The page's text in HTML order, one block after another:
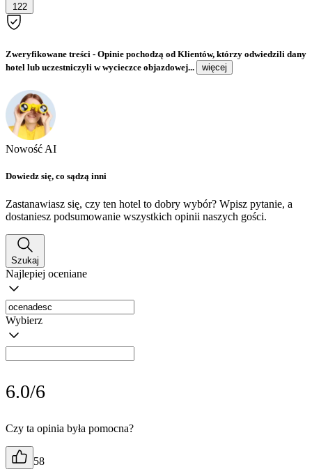
122
Zweryfikowane treści - Opinie pochodzą od Klientów, którzy odwiedzili dany
hotel lub uczestniczyli w wycieczce objazdowej...
więcej
Nowość AI
Dowiedz się, co sądzą inni
Zastanawiasz się, czy ten hotel to dobry wybór? Wpisz pytanie, a
dostaniesz podsumowanie wszystkich opinii naszych gości.
Szukaj
Najlepiej oceniane
Wybierz
6.0/6
Czy ta opinia była pomocna?
58